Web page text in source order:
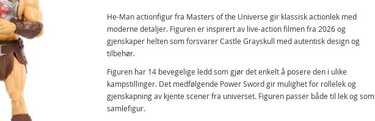
He-Man actionfigur fra Masters of the Universe gir klassisk actionlek med
moderne detaljer. Figuren er inspirert av live-action filmen fra 2026 og
gjenskaper helten som forsvarer Castle Grayskull med autentisk design og
tilbehør.
Figuren har 14 bevegelige ledd som gjør det enkelt å posere den i ulike
kampstillinger. Det medfølgende Power Sword gir mulighet for rollelek og
gjenskapning av kjente scener fra universet. Figuren passer både til lek og som
samlefigur.